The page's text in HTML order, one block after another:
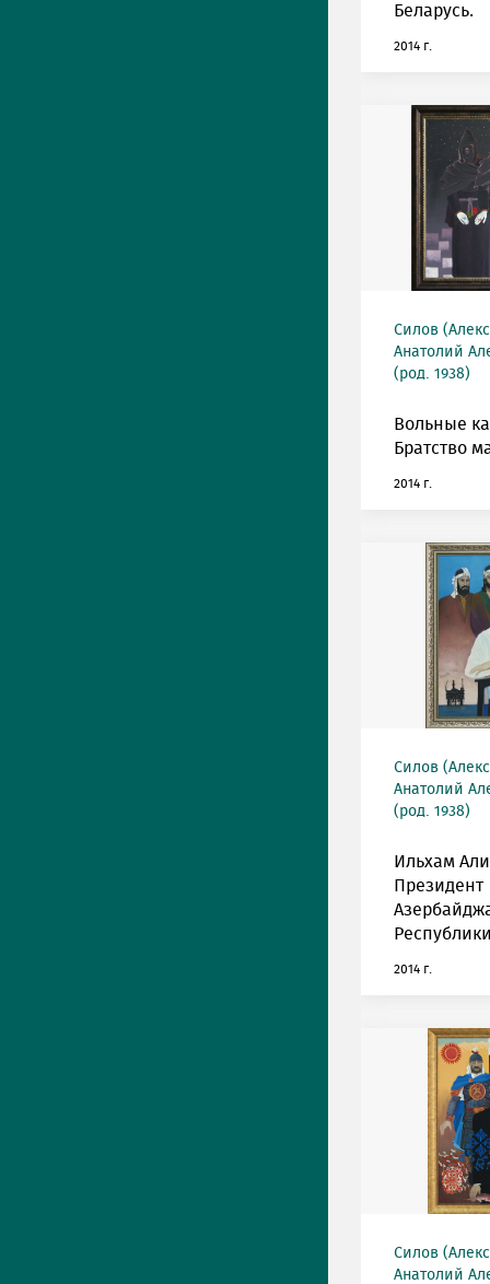
Беларусь.
2014 г.
Силов
Анатолий
(род. 1938)
Вольные
Братство
2014 г.
Силов
Анатолий
(род. 1938)
Ильхам
Президент
2014 г.
Силов
Анатолий